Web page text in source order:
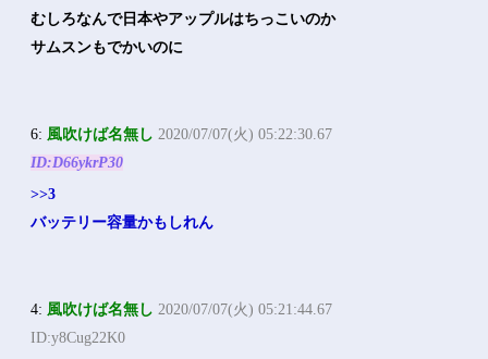
むしろなんで日本やアップルはちっこいのか
サムスンもでかいのに
6: 風吹けば名無し 2020/07/07(火) 05:22:30.67
ID:D66ykrP30
>>3
バッテリー容量かもしれん
4: 風吹けば名無し 2020/07/07(火) 05:21:44.67
ID:y8Cug22K0